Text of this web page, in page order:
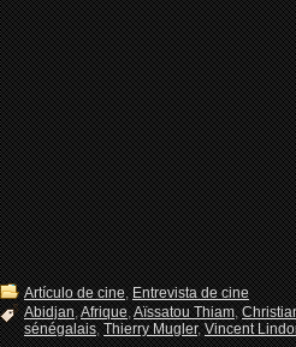
Artículo de cine,Entrevista de cine
Abidjan,Afrique,Aïssatou Thiam,
sénégalais,Thierry Mugler,Vincent